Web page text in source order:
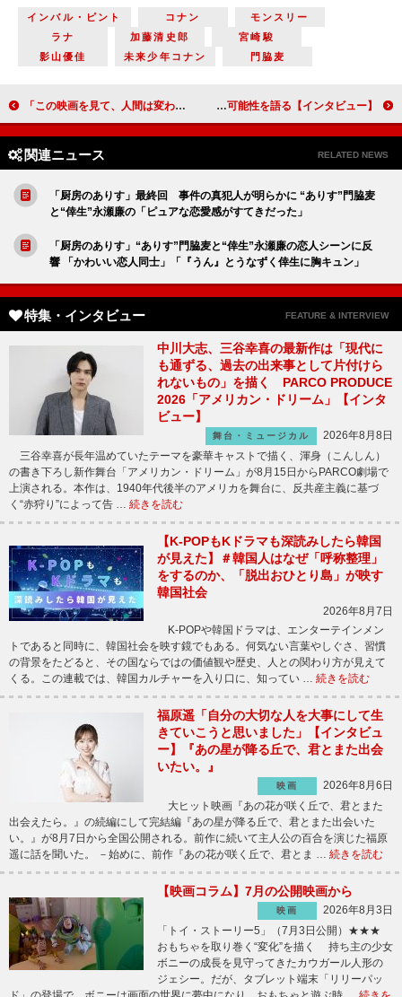
インバル・ピント コナン
モンスリー
ラナ
加藤清史郎
宮崎駿
影山優佳
未来少年コナン 門脇麦
「この映画を見て、人間は変わることができるということを感じてもらえたらうれしいです」レベッカ・ミラー監督『ブルックリンでオペラを』【インタビュー】 反町隆史「GTOリバイバル」の放送が大反響！ 松嶋菜々子との“夫婦共演シーンの秘話”や「GTO」続編の可能性を語る【インタビュー】
関連ニュース RELATED NEWS
「厨房のありす」最終回 事件の真犯人が明らかに “ありす”門脇麦
と“倖生”永瀬廉の「ピュアな恋愛感がすてきだった」
「厨房のありす」“ありす”門脇麦と“倖生”永瀬廉の恋人シーンに反
響 「かわいい恋人同士」「『うん』とうなずく倖生に胸キュン」
特集・インタビュー FEATURE & INTERVIEW
中川大志、三谷幸喜の最新作は「現代に
も通ずる、過去の出来事として片付けら
れないもの」を描く PARCO PRODUCE
2026「アメリカン・ドリーム」【インタ
ビュー】
舞台・ミュージカル
2026年8月8日
三谷幸喜が長年温めていたテーマを豪華キャストで描く、渾身（こんしん）
の書き下ろし新作舞台「アメリカン・ドリーム」が8月15日からPARCO劇場で
上演される。本作は、1940年代後半のアメリカを舞台に、反共産主義に基づ
く“赤狩り”によって告 … 続きを読む
【K-POPもKドラマも深読みしたら韓国
が見えた】＃韓国人はなぜ「呼称整理」
をするのか、「脱出おひとり島」が映す
韓国社会
2026年8月7日
K-POPや韓国ドラマは、エンターテインメン
トであると同時に、韓国社会を映す鏡でもある。何気ない言葉やしぐさ、習慣
の背景をたどると、その国ならではの価値観や歴史、人との関わり方が見えて
くる。この連載では、韓国カルチャーを入り口に、知ってい … 続きを読む
福原遥「自分の大切な人を大事にして生
きていこうと思いました」【インタビュ
ー】『あの星が降る丘で、君とまた出会
いたい。』
映画
2026年8月6日
大ヒット映画『あの花が咲く丘で、君とまた
出会えたら。』の続編にして完結編『あの星が降る丘で、君とまた出会いた
い。』が8月7日から全国公開される。前作に続いて主人公の百合を演じた福原
遥に話を聞いた。 －始めに、前作『あの花が咲く丘で、君とま … 続きを読む
【映画コラム】7月の公開映画から
映画
2026年8月3日
「トイ・ストーリー5」（7月3日公開）★★★
おもちゃを取り巻く“変化”を描く 持ち主の少女
ボニーの成長を見守ってきたカウガール人形の
ジェシー。だが、タブレット端末「リリーパッ